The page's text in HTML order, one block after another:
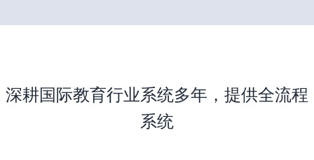
深耕国际教育行业系统多年，提供全流程
系统